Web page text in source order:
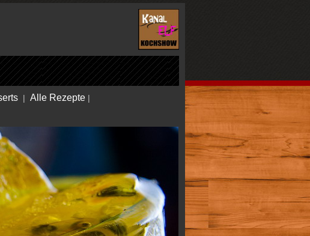
| Alle Rezepte|